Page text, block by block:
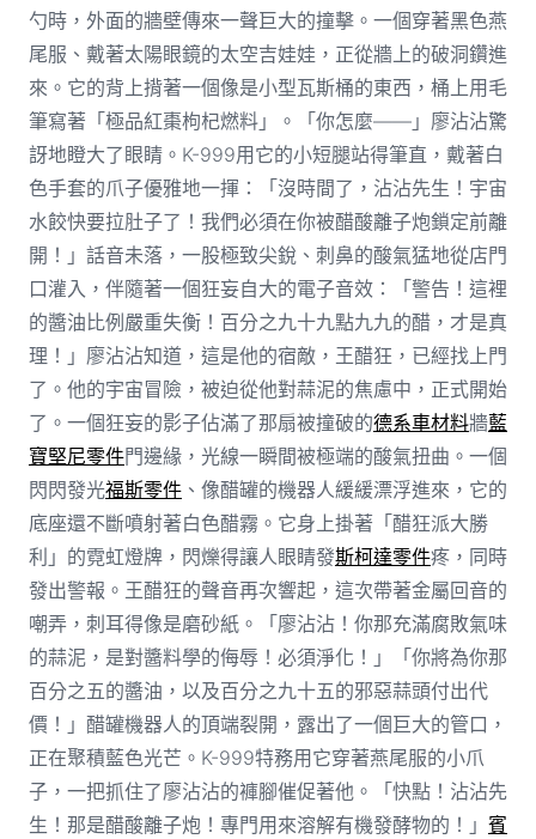
勺時，外面的牆壁傳來一聲巨大的撞擊。一個穿著黑色燕
尾服、戴著太陽眼鏡的太空吉娃娃，正從牆上的破洞鑽進
來。它的背上揹著一個像是小型瓦斯桶的東西，桶上用毛
筆寫著「極品紅棗枸杞燃料」。「你怎麼——」廖沾沾驚
訝地瞪大了眼睛。K-999用它的小短腿站得筆直，戴著白
色手套的爪子優雅地一揮：「沒時間了，沾沾先生！宇宙
水餃快要拉肚子了！我們必須在你被醋酸離子炮鎖定前離
開！」話音未落，一股極致尖銳、刺鼻的酸氣猛地從店門
口灌入，伴隨著一個狂妄自大的電子音效：「警告！這裡
的醬油比例嚴重失衡！百分之九十九點九九的醋，才是真
理！」廖沾沾知道，這是他的宿敵，王醋狂，已經找上門
了。他的宇宙冒險，被迫從他對蒜泥的焦慮中，正式開始
了。一個狂妄的影子佔滿了那扇被撞破的德系車材料牆藍
寶堅尼零件門邊緣，光線一瞬間被極端的酸氣扭曲。一個
閃閃發光福斯零件、像醋罐的機器人緩緩漂浮進來，它的
底座還不斷噴射著白色醋霧。它身上掛著「醋狂派大勝
利」的霓虹燈牌，閃爍得讓人眼睛發斯柯達零件疼，同時
發出警報。王醋狂的聲音再次響起，這次帶著金屬回音的
嘲弄，刺耳得像是磨砂紙。「廖沾沾！你那充滿腐敗氣味
的蒜泥，是對醬料學的侮辱！必須淨化！」「你將為你那
百分之五的醬油，以及百分之九十五的邪惡蒜頭付出代
價！」醋罐機器人的頂端裂開，露出了一個巨大的管口，
正在聚積藍色光芒。K-999特務用它穿著燕尾服的小爪
子，一把抓住了廖沾沾的褲腳催促著他。「快點！沾沾先
生！那是醋酸離子炮！專門用來溶解有機發酵物的！」 賓